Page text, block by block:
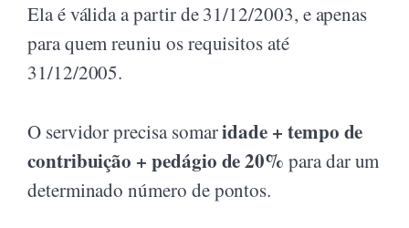
Ela é válida a partir de 31/12/2003, e apenas
para quem reuniu os requisitos até
31/12/2005.
O servidor precisa somaridade + tempo de
contribuição + pedágio de 20% para dar um
determinado número de pontos.